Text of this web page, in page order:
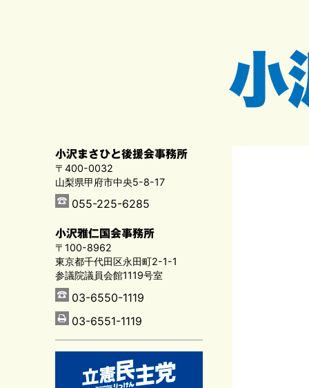
小沢まさひと後援会事務所
〒400-0032
山梨県甲府市中央5-8-17
055-225-6285
小沢雅仁国会事務所
〒100-8962
東京都千代田区永田町2-1-1
参議院議員会館1119号室
03-6550-1119
03-6551-1119